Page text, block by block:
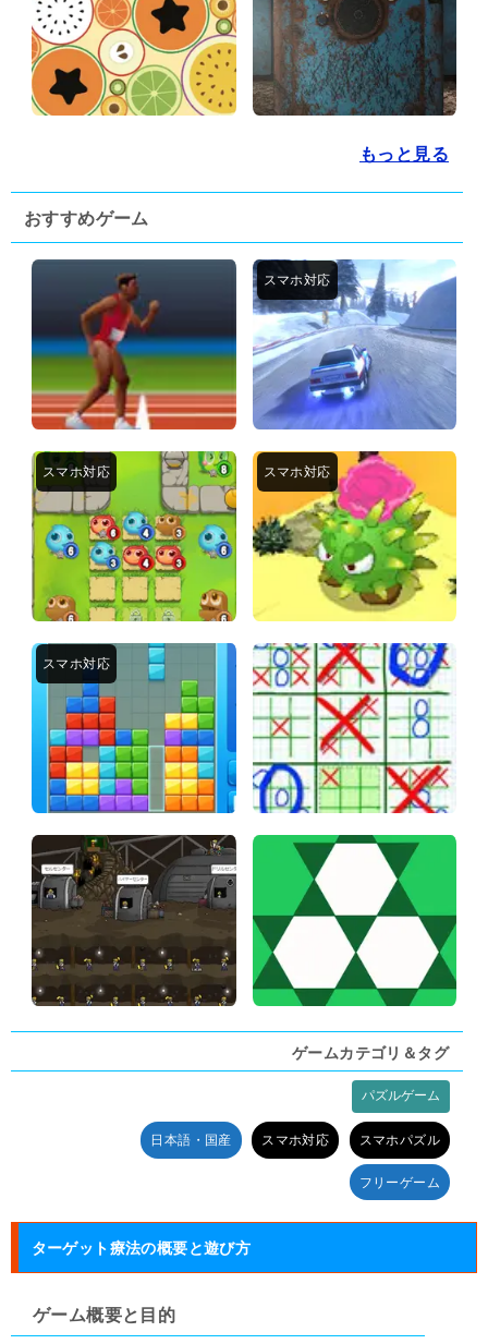
もっと見る
おすすめゲーム
ゲームカテゴリ＆タグ
パズルゲーム
日本語・国産 スマホ対応 スマホパズル
フリーゲーム
ターゲット療法の概要と遊び方
ゲーム概要と目的